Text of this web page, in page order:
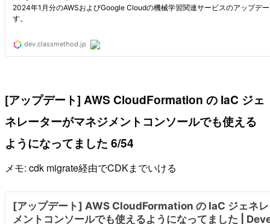
[アップデート] AWS CloudFormation の IaC ジェ
ネレーターがマネジメントコンソールでも使える
ようになってました 6/54
メモ: cdk migrate経由でCDKまでいける